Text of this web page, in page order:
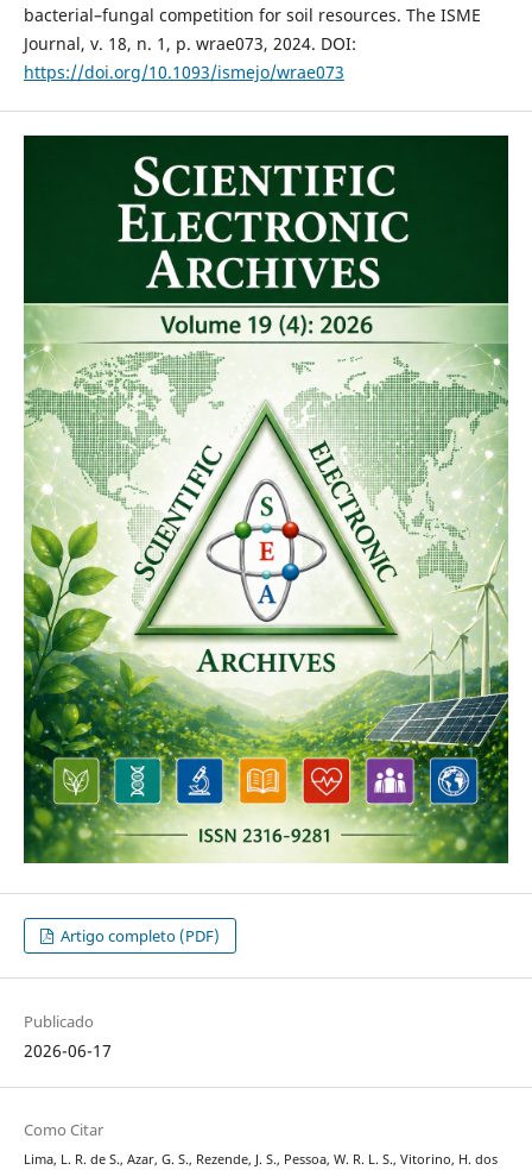
bacterial–fungal competition for soil resources. The ISME
Journal, v. 18, n. 1, p. wrae073, 2024. DOI:
https://doi.org/10.1093/ismejo/wrae073
Artigo completo (PDF)
Publicado
2026-06-17
Como Citar
Lima, L. R. de S., Azar, G. S., Rezende, J. S., Pessoa, W. R. L. S., Vitorino, H. dos